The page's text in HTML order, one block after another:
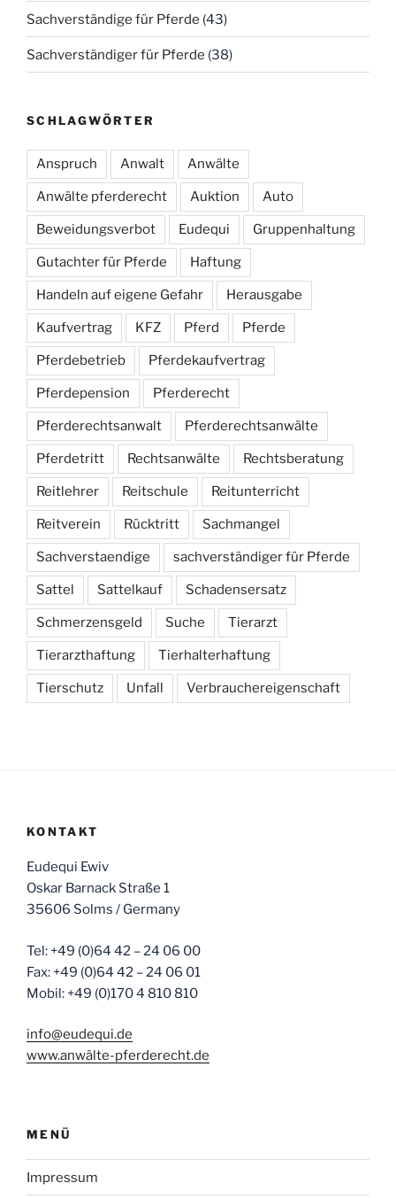
Sachverständige für Pferde (43)
Sachverständiger für Pferde (38)
SCHLAGWÖRTER
Anspruch Anwalt Anwälte
Anwälte pferderecht Auktion Auto
Beweidungsverbot Eudequi Gruppenhaltung
Gutachter für Pferde Haftung
Handeln auf eigene Gefahr Herausgabe
Kaufvertrag KFZ Pferd Pferde
Pferdebetrieb Pferdekaufvertrag
Pferdepension Pferderecht
Pferderechtsanwalt Pferderechtsanwälte
Pferdetritt Rechtsanwälte Rechtsberatung
Reitlehrer Reitschule Reitunterricht
Reitverein Rücktritt Sachmangel
Sachverstaendige sachverständiger für Pferde
Sattel Sattelkauf Schadensersatz
Schmerzensgeld Suche Tierarzt
Tierarzthaftung Tierhalterhaftung
Tierschutz Unfall Verbrauchereigenschaft
KONTAKT
Eudequi Ewiv
Oskar Barnack Straße 1
35606 Solms / Germany
Tel: +49 (0)64 42 – 24 06 00
Fax: +49 (0)64 42 – 24 06 01
Mobil: +49 (0)170 4 810 810
info@eudequi.de
www.anwälte-pferderecht.de
MENÜ
Impressum